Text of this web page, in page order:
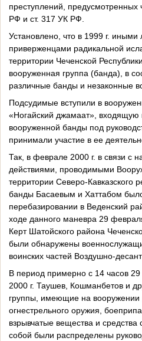
преступлений,
РФ и ст. 317 УК РФ.
Установлено, что в 1999 г.
приверженцами радикальной
территории Чеченской
вооруженная группа (банда), в
различные банды и незаконные
Подсудимые вступили в
«Ногайский джамаат», входящую
вооруженной банды под
принимали участие в ее
Так, в феврале 2000 г. в связи с
действиями, проводимыми
территории Северо-Кавказского
банды Басаевым и Хаттабом
перебазировании в Веденский
ходе данного маневра 29
Керт Шатойского района
были обнаружены
воинских частей Воздушно-
В период примерно с 14 часов
2000 г. Таушев, Кошманбетов и
группы, имеющие на вооружении
огнестрельного оружия,
взрывчатые вещества и
собой были распределены